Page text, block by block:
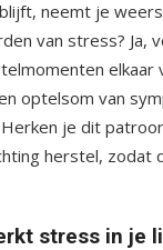
neemt je
van stress? Ja,
elkaar
optelsom van
je dit
herstel, zodat
stress in je